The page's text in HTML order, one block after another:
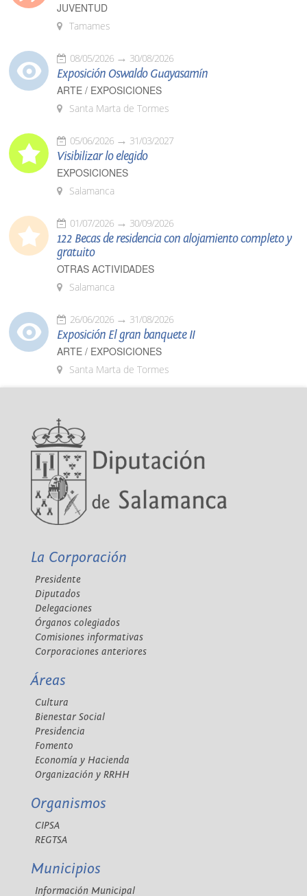
JUVENTUD
Tamames
08/05/2026 30/08/2026
Exposición Oswaldo Guayasamín
ARTE / EXPOSICIONES
Santa Marta de Tormes
05/06/2026 31/03/2027
Visibilizar lo elegido
EXPOSICIONES
Salamanca
01/07/2026 30/09/2026
122 Becas de residencia con alojamiento completo y
gratuito
OTRAS ACTIVIDADES
Salamanca
26/06/2026 31/08/2026
Exposición El gran banquete II
ARTE / EXPOSICIONES
Santa Marta de Tormes
La Corporación
Presidente
Diputados
Delegaciones
Órganos colegiados
Comisiones informativas
Corporaciones anteriores
Áreas
Cultura
Bienestar Social
Presidencia
Fomento
Economía y Hacienda
Organización y RRHH
Organismos
CIPSA
REGTSA
Municipios
Información Municipal